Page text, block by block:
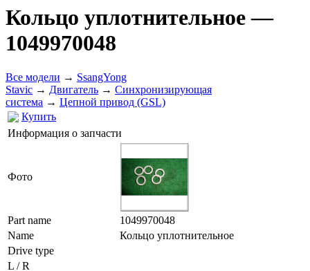
Кольцо уплотнительное—
1049970048
Все модели → SsangYong
Stavic → Двигатель → Cинхронизирующая
система → Цепной привод (GSL)
Купить
Информация о запчасти
Фото
Part name
1049970048
Name
Кольцо уплотнительное
Drive type
L / R